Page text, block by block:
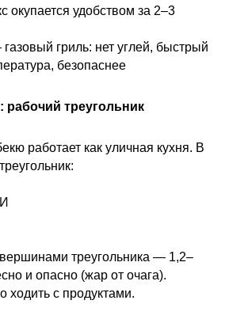
окупается удобством за 2–3
гриль: нет углей, быстрый
безопаснее
рабочий треугольник
работает как уличная кухня. В
треугольника — 1,2–
и опасно (жар от очага).
с продуктами.